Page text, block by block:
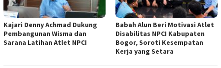
Kajari Denny Achmad Dukung
Pembangunan Wisma dan
Sarana Latihan Atlet NPCI
Babah Alun Beri Motivasi Atlet
Disabilitas NPCI Kabupaten
Bogor, Soroti Kesempatan
Kerja yang Setara